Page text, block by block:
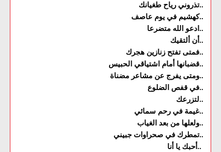
تذروني رياح طغيانك..
كهشيم في يوم عاصف..
ادعو الله متضرعا..
أن ألتقيك..
فمتى تفتح زنازين هجرك..
قضبانها أمام اشتياقي الحبيس..
ومتى يفرج عن مشاعر مضناة..
في قفص الضلوع..
لتزرعك..
غيمة في رحم سمائي..
ولعلها من بعد الغياب..
تمطرك في صحراوات جبيني..
أحبك يا أنا..